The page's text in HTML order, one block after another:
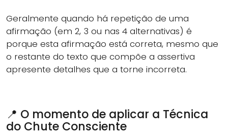
Geralmente quando há repetição de uma
afirmação (em 2, 3 ou nas 4 alternativas) é
porque esta afirmação está correta, mesmo que
o restante do texto que compõe a assertiva
apresente detalhes que a torne incorreta.
📍 O momento de aplicar a Técnica
do Chute Consciente